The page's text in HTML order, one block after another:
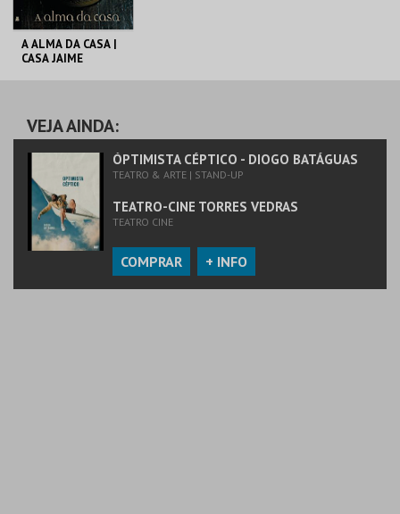
A ALMA DA CASA |
CASA JAIME
MAIS INFO
COMPRAR
VEJA AINDA:
ÓPTIMISTA CÉPTICO - DIOGO BATÁGUAS
TEATRO & ARTE | STAND-UP
TEATRO-CINE TORRES VEDRAS
TEATRO CINE
COMPRAR + INFO